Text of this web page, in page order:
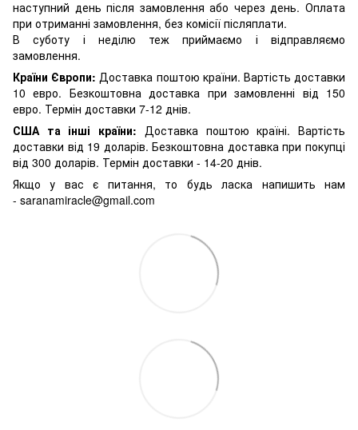
наступний день після замовлення або через день. Оплата
при отриманні замовлення, без комісії післяплати.
В суботу і неділю теж приймаємо і відправляємо
замовлення.
Країни Європи: Доставка поштою країни. Вартість доставки
10 евро. Безкоштовна доставка при замовленні від 150
евро. Термін доставки 7-12 днів.
США та інші країни: Доставка поштою країні. Вартість
доставки від 19 доларів. Безкоштовна доставка при покупці
від 300 доларів. Термін доставки - 14-20 днів.
Якщо у вас є питання, то будь ласка напишить нам
- saranamiracle@gmail.com